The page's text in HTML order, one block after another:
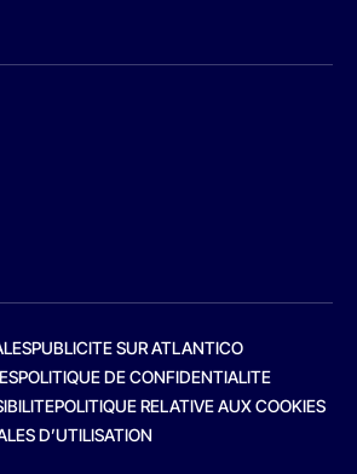
PUBLICITE SUR ATLANTICO
POLITIQUE DE CONFIDENTIALITE
POLITIQUE RELATIVE AUX COOKIES
D’UTILISATION